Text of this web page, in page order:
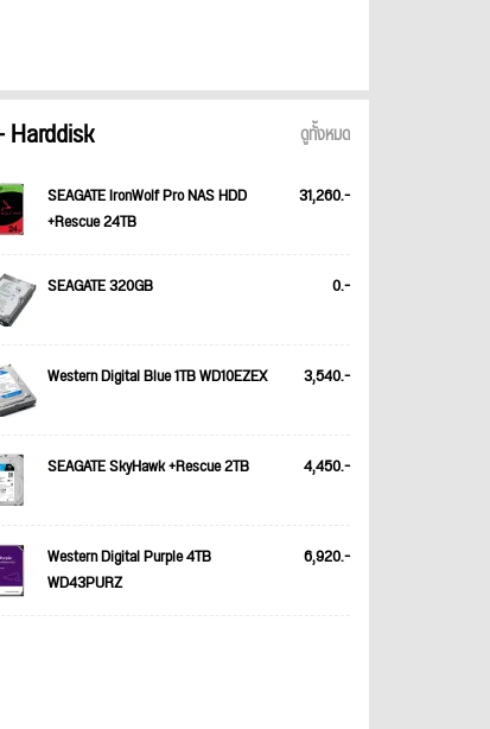
ดูทั้งหมด
SEAGATE IronWolf Pro NAS HDD
+Rescue 24TB
31,260.-
SEAGATE 320GB 0.-
Western Digital Blue 1TB WD10EZEX 3,540.-
SEAGATE SkyHawk +Rescue 2TB 4,450.-
Western Digital Purple 4TB
WD43PURZ
6,920.-